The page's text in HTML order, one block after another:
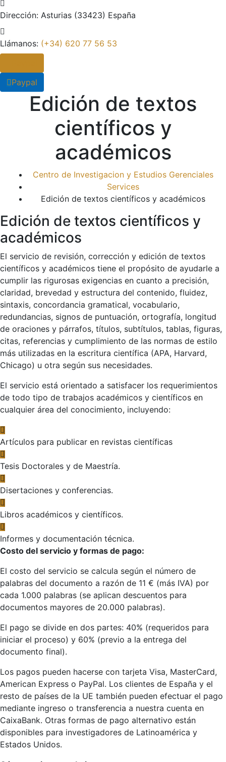
Dirección: Asturias (33423) España
Llámanos: (+34) 620 77 56 53
Paypal
Edición de textos
científicos y
académicos
Centro de Investigacion y Estudios Gerenciales
Services
Edición de textos científicos y académicos
Edición de textos científicos y
académicos
El servicio de revisión, corrección y edición de textos
científicos y académicos tiene el propósito de ayudarle a
cumplir las rigurosas exigencias en cuanto a precisión,
claridad, brevedad y estructura del contenido, fluidez,
sintaxis, concordancia gramatical, vocabulario,
redundancias, signos de puntuación, ortografía, longitud
de oraciones y párrafos, títulos, subtítulos, tablas, figuras,
citas, referencias y cumplimiento de las normas de estilo
más utilizadas en la escritura científica (APA, Harvard,
Chicago) u otra según sus necesidades.
El servicio está orientado a satisfacer los requerimientos
de todo tipo de trabajos académicos y científicos en
cualquier área del conocimiento, incluyendo:
Artículos para publicar en revistas científicas
Tesis Doctorales y de Maestría.
Disertaciones y conferencias.
Libros académicos y científicos.
Informes y documentación técnica.
Costo del servicio y formas de pago:
El costo del servicio se calcula según el número de
palabras del documento a razón de 11 € (más IVA) por
cada 1.000 palabras (se aplican descuentos para
documentos mayores de 20.000 palabras).
El pago se divide en dos partes: 40% (requeridos para
iniciar el proceso) y 60% (previo a la entrega del
documento final).
Los pagos pueden hacerse con tarjeta Visa, MasterCard,
American Express o PayPal. Los clientes de España y el
resto de países de la UE también pueden efectuar el pago
mediante ingreso o transferencia a nuestra cuenta en
CaixaBank. Otras formas de pago alternativo están
disponibles para investigadores de Latinoamérica y
Estados Unidos.